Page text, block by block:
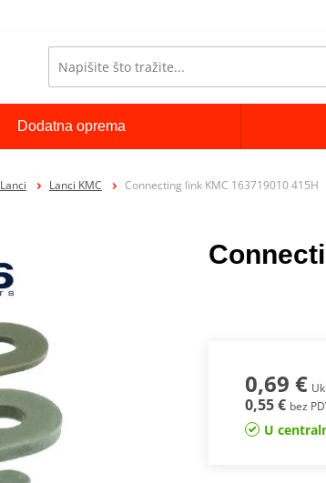
Dodatna oprema
Lanci Lanci KMC Connecting link KMC 163719010 415H
0,69 €
0,55 € bez
U